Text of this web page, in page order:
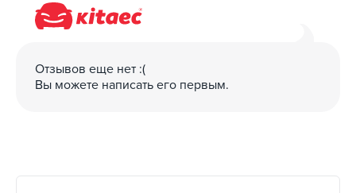
Отзывов еще нет :(
Вы можете написать его первым.